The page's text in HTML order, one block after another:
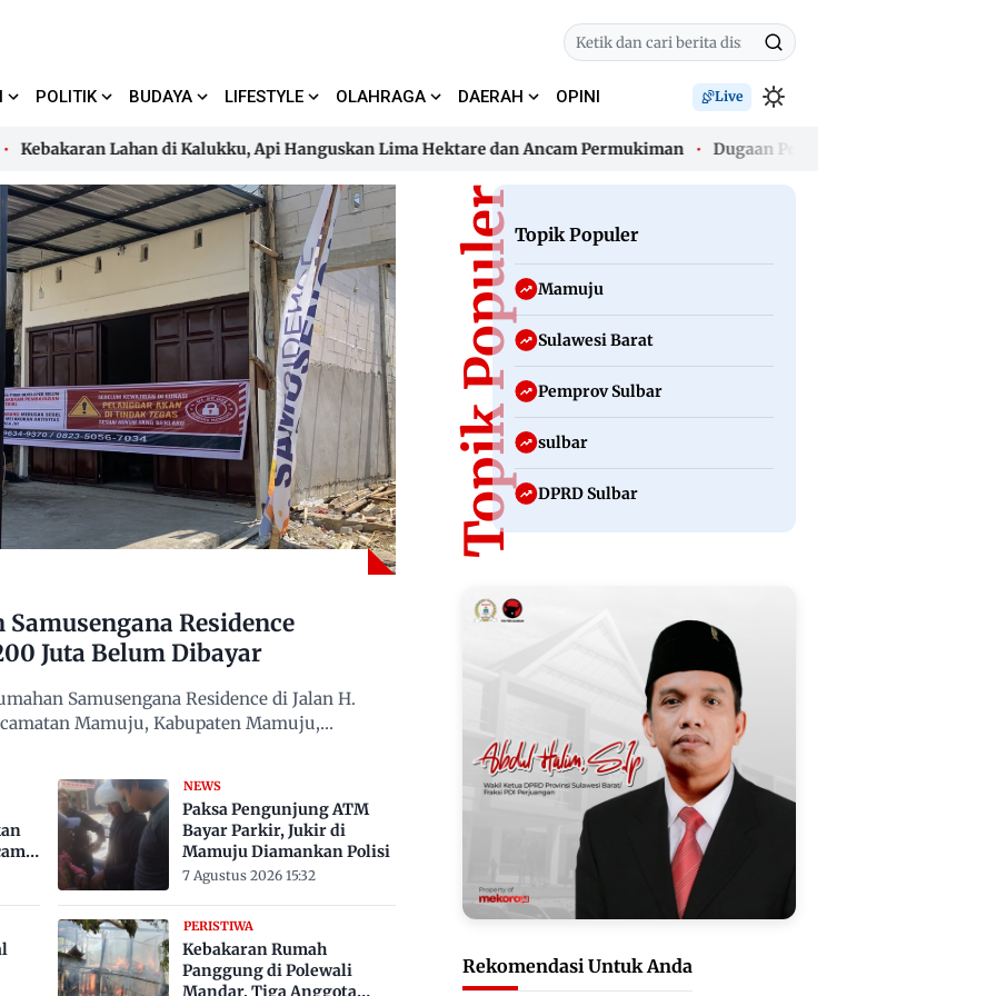
POLITIK BUDAYA LIFESTYLE OLAHRAGA DAERAH OPINI Live
Lahan di Kalukku, Api Hanguskan Lima Hektare dan Ancam Permukiman Dugaan Pencemaran Nama Baik,
Lahan di Kalukku, Api Hanguskan Lima Hektare dan Ancam Permukiman
Residence
Juta Belum Dibayar
Samusengana Residence di Jalan H.
Mamuju, Kabupaten Mamuju,
NEWS
Paksa Pengunjung ATM
Bayar Parkir, Jukir di
Mamuju Diamankan Polisi
7 Agustus 2026 15:32
PERISTIWA
Kebakaran Rumah
Panggung di Polewali
Mandar, Tiga Anggota
Topik PopulerTopik Populer
Mamuju
Sulawesi Barat
Pemprov Sulbar
sulbar
DPRD Sulbar
Rekomendasi Untuk Anda